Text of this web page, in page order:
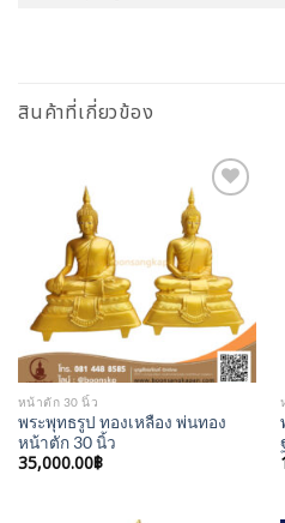
สินค้าที่เกี่ยวข้อง
Add to
Wishlist
หน้าตัก 30 นิ้ว
พระพุทธรูป ทองเหลือง พ่นทอง
หน้าตัก 30 นิ้ว
35,000.00฿